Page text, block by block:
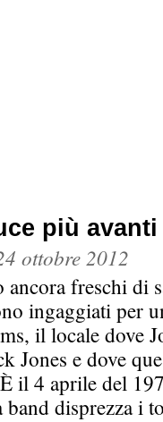
più avanti
ottobre 2012
ancora freschi di
ingaggiati per
il locale dove
Jones e dove
il 4 aprile del
band disprezza